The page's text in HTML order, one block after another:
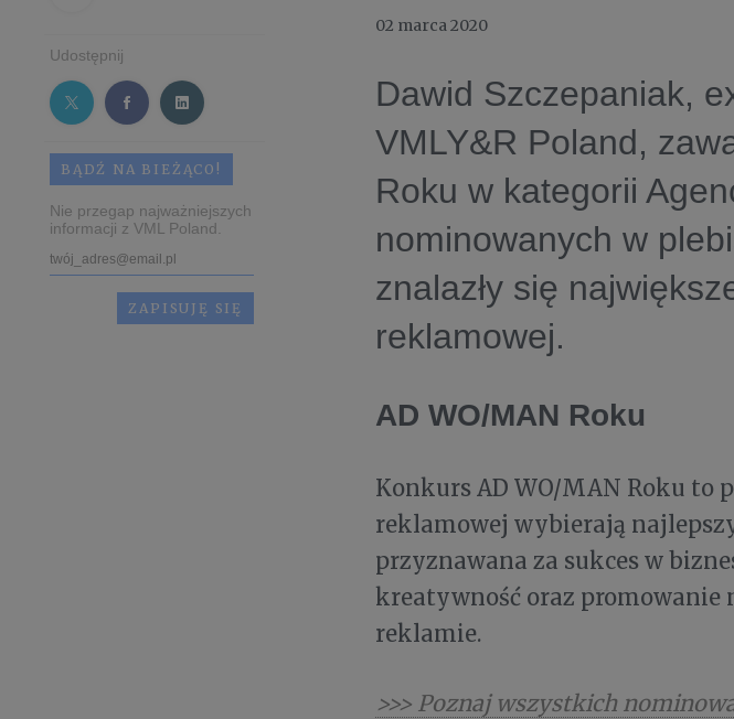
Udostępnij
BĄDŹ NA BIEŻĄCO!
Nie przegap najważniejszych
informacji z VML Poland.
02 marca 2020
Dawid Szczepaniak,
VMLY&R Poland,
Roku w kategorii
nominowanych w
znalazły się
reklamowej.
AD WO/MAN Roku
Konkurs AD WO/MAN Roku to
reklamowej wybierają
przyznawana za sukces w
kreatywność oraz promowanie
reklamie.
>>> Poznaj wszystkich